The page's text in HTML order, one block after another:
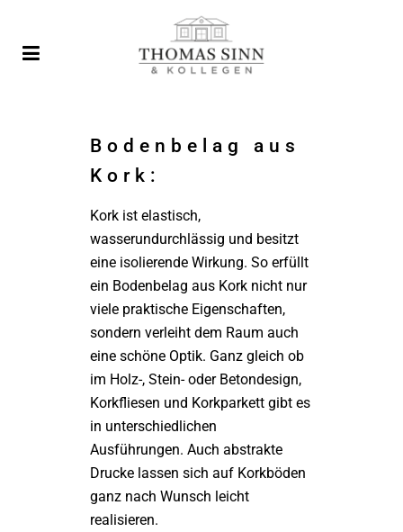
Bodenbelag aus
Kork:
Kork ist elastisch,
wasserundurchlässig und besitzt
eine isolierende Wirkung. So erfüllt
ein Bodenbelag aus Kork nicht nur
viele praktische Eigenschaften,
sondern verleiht dem Raum auch
eine schöne Optik. Ganz gleich ob
im Holz-, Stein- oder Betondesign,
Korkfliesen und Korkparkett gibt es
in unterschiedlichen
Ausführungen. Auch abstrakte
Drucke lassen sich auf Korkböden
ganz nach Wunsch leicht
realisieren.